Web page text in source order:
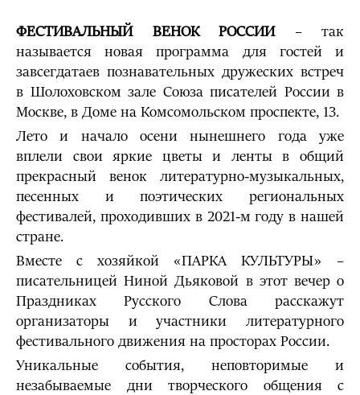
ФЕСТИВАЛЬНЫЙ ВЕНОК РОССИИ– так
называется новая программа для гостей и
завсегдатаев познавательных дружеских встреч
в Шолоховском зале Союза писателей России в
Москве, в Доме на Комсомольском проспекте, 13.
Лето и начало осени нынешнего года уже
вплели свои яркие цветы и ленты в общий
прекрасный венок литературно-музыкальных,
песенных и поэтических региональных
фестивалей, проходивших в 2021-м году в нашей
стране.
Вместе с хозяйкой «ПАРКА КУЛЬТУРЫ» –
писательницей Ниной Дьяковой в этот вечер о
Праздниках Русского Слова расскажут
организаторы и участники литературного
фестивального движения на просторах России.
Уникальные события, неповторимые и
незабываемые дни творческого общения с